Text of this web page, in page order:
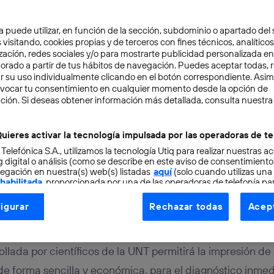
3 min
que
de forma
por científicos de la UNT permitirá la impresión
forma sencilla y económica, para el diagnóstico
puede utilizar, en función de la sección, subdominio o apartado del
visitando, cookies propias y de terceros con fines técnicos,
redes sociales y/o para mostrarte publicidad personalizada
a partir de tus hábitos de navegación. Puedes aceptar todas,
su uso individualmente clicando en el botón correspondiente.
tu consentimiento en cualquier momento desde la opción de
Si deseas obtener información más detallada, consulta nuestra
activar la tecnología impulsada por las operadoras de
S.A., utilizamos la tecnología Utiq para realizar nuestras
digital o análisis (como se describe en este aviso de
en nuestra(s) web(s) listadas aquí(solo cuando utilizas una
, proporcionada por una de las operadoras de telefonía
consentimiento en cada página web).
Utiq está diseñada con la privacidad como prioridad
tu dirección IP y otra información de la cuenta de cliente de
a la conexión que utilizas (p. ej., número de teléfono móvil).
Rechazar todas